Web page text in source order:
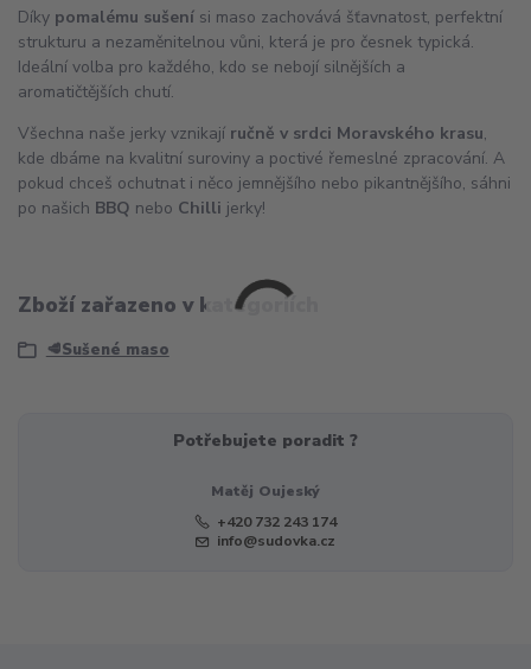
Díky pomalému sušení si maso zachovává šťavnatost, perfektní
strukturu a nezaměnitelnou vůni, která je pro česnek typická.
Ideální volba pro každého, kdo se nebojí silnějších a
aromatičtějších chutí.
Všechna naše jerky vznikají ručně v srdci Moravského krasu,
kde dbáme na kvalitní suroviny a poctivé řemeslné zpracování. A
pokud chceš ochutnat i něco jemnějšího nebo pikantnějšího, sáhni
po našich BBQ nebo Chilli jerky!
Zboží zařazeno v kategoriích
🥩Sušené maso
Potřebujete poradit ?
Matěj Oujeský
+420 732 243 174
info@sudovka.cz